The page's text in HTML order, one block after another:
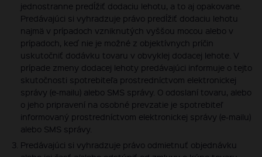
jednostranne predĺžiť dodaciu lehotu, a to aj opakovane.
Predávajúci si vyhradzuje právo predĺžiť dodaciu lehotu
najmä v prípadoch vzniknutých vyššou mocou alebo v
prípadoch, keď nie je možné z objektívnych príčin
uskutočniť dodávku tovaru v obvyklej dodacej lehote. V
prípade zmeny dodacej lehoty predávajúci informuje o tejto
skutočnosti spotrebiteľa prostredníctvom elektronickej
správy (e-mailu) alebo SMS správy. O odoslaní tovaru, alebo
o jeho pripravení na osobné prevzatie je spotrebiteľ
informovaný prostredníctvom elektronickej správy (e-mailu)
alebo SMS správy.
Predávajúci si vyhradzuje právo odmietnuť objednávku